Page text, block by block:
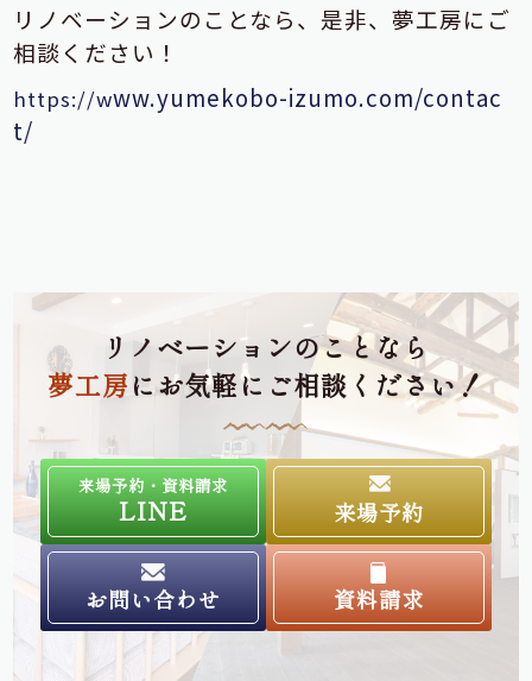
リノベーションのことなら、是非、夢工房にご
相談ください！
https://www.yumekobo-izumo.com/contac
t/
リノベーションのことなら
夢工房にお気軽にご相談ください！
来場予約・資料請求
LINE 来場予約
お問い合わせ 資料請求